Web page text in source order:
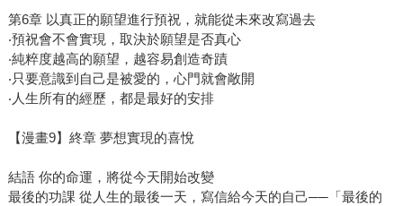
第6章 以真正的願望進行預祝，就能從未來改寫過去
‧預祝會不會實現，取決於願望是否真心
‧純粹度越高的願望，越容易創造奇蹟
‧只要意識到自己是被愛的，心門就會敞開
‧人生所有的經歷，都是最好的安排
【漫畫9】終章 夢想實現的喜悅
結語 你的命運，將從今天開始改變
最後的功課 從人生的最後一天，寫信給今天的自己──「最後的